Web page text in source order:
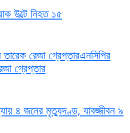
উল্টে নিহত ১৫
রেজা গ্রেপ্তারএনসিপির
গ্রেপ্তার
৪ জনের মৃত্যুদণ্ড, যাবজ্জীবন ৯